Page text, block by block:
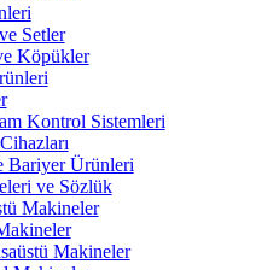
Setler
Köpükler
Kontrol Sistemleri
Bariyer Ürünleri
ve Sözlük
Makineler
Makineler